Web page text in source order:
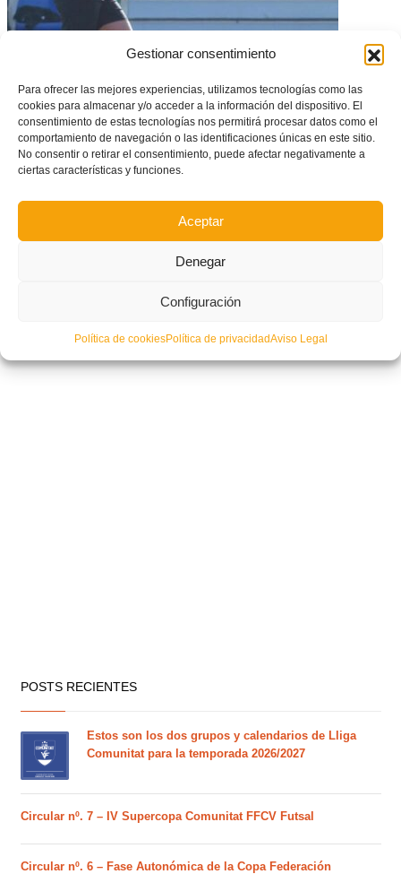
Gestionar consentimiento
Para ofrecer las mejores experiencias, utilizamos tecnologías como las
cookies para almacenar y/o acceder a la información del dispositivo. El
consentimiento de estas tecnologías nos permitirá procesar datos como el
comportamiento de navegación o las identificaciones únicas en este sitio.
No consentir o retirar el consentimiento, puede afectar negativamente a
ciertas características y funciones.
Aceptar
Denegar
Configuración
Política de cookiesPolítica de privacidadAviso Legal
Conmoción por el fallecimiento de Paula León, joven futbolista del CD
Drac Castellón
POSTS RECIENTES
Estos son los dos grupos y calendarios de Lliga
Comunitat para la temporada 2026/2027
Circular nº. 7 – IV Supercopa Comunitat FFCV Futsal
Circular nº. 6 – Fase Autonómica de la Copa Federación